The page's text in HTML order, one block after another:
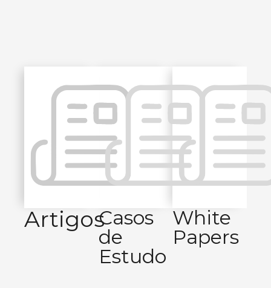
ArtigosCasos
de
Estudo
White
Papers